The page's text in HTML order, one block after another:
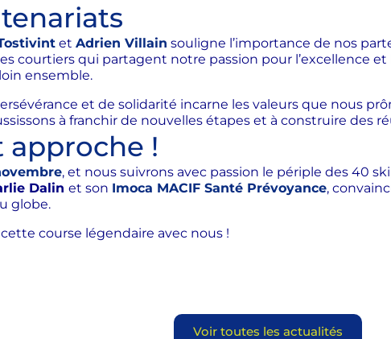
et Adrien Villain souligne l’importance de nos
courtiers qui partagent notre passion pour l’excellence
ensemble.
et de solidarité incarne les valeurs que nous
à franchir de nouvelles étapes et à construire des
approche !
, et nous suivrons avec passion le périple des 40
Dalin et son Imoca MACIF Santé Prévoyance,
globe.
course légendaire avec nous !
Voir toutes les actualités